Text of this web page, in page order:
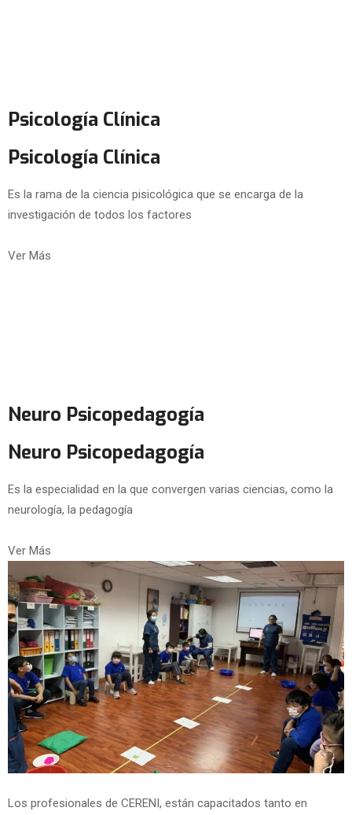
Psicología Clínica
Psicología Clínica
Es la rama de la ciencia pisicológica que se encarga de la
investigación de todos los factores
Ver Más
Neuro Psicopedagogía
Neuro Psicopedagogía
Es la especialidad en la que convergen varias ciencias, como la
neurología, la pedagogía
Ver Más
Los profesionales de CERENI, están capacitados tanto en